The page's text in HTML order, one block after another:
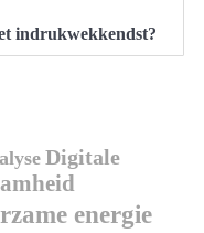
indrukwekkendst?
Digitale
energie